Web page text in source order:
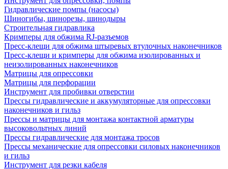
Гидравлические помпы (насосы)
Шиногибы, шинорезы, шинодыры
Строительная гидравлика
Кримперы для обжима RJ-разъемов
Пресс-клещи для обжима штыревых втулочных наконечников
Пресс-клещи и кримперы для обжима изолированных и
неизолированных наконечников
Матрицы для опрессовки
Матрицы для перфорации
Инструмент для пробивки отверстии
Прессы гидравлические и аккумуляторные для опрессовки
наконечников и гильз
Прессы и матрицы для монтажа контактной арматуры
высоковольтных линий
Прессы гидравлические для монтажа тросов
Прессы механические для опрессовки силовых наконечников
и гильз
Инструмент для резки кабеля